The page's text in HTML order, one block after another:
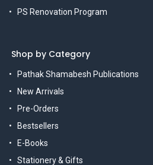
PS Renovation Program
Shop by Category
Pathak Shamabesh Publications
New Arrivals
Pre-Orders
Bestsellers
E-Books
Stationery & Gifts